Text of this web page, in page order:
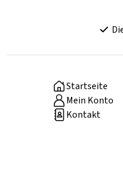
Startseite
Mein Konto
Kontakt